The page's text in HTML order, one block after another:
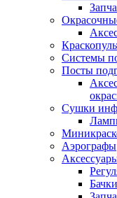
Системы
Посты
Сушки
Аэрографы